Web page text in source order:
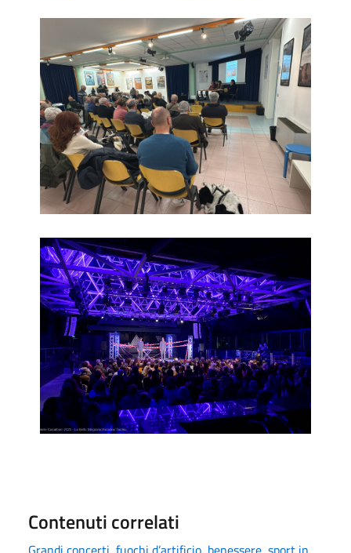
la-foce-del-marano-presentazione-del-libro-centro-
la-sparanoia-con-fettarappa-e-guerrieri-al-cocorico-21-
Contenuti correlati